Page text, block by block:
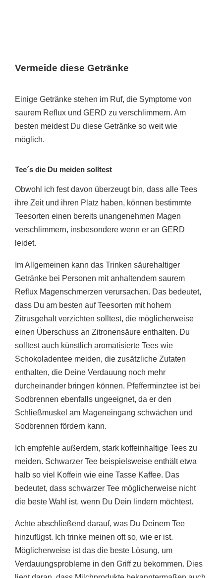
Vermeide diese Getränke
Einige Getränke stehen im Ruf, die Symptome von
saurem Reflux und GERD zu verschlimmern. Am
besten meidest Du diese Getränke so weit wie
möglich.
Tee´s die Du meiden solltest
Obwohl ich fest davon überzeugt bin, dass alle Tees
ihre Zeit und ihren Platz haben, können bestimmte
Teesorten einen bereits unangenehmen Magen
verschlimmern, insbesondere wenn er an GERD
leidet.
Im Allgemeinen kann das Trinken säurehaltiger
Getränke bei Personen mit anhaltendem saurem
Reflux Magenschmerzen verursachen. Das bedeutet,
dass Du am besten auf Teesorten mit hohem
Zitrusgehalt verzichten solltest, die möglicherweise
einen Überschuss an Zitronensäure enthalten. Du
solltest auch künstlich aromatisierte Tees wie
Schokoladentee meiden, die zusätzliche Zutaten
enthalten, die Deine Verdauung noch mehr
durcheinander bringen können. Pfefferminztee ist bei
Sodbrennen ebenfalls ungeeignet, da er den
Schließmuskel am Mageneingang schwächen und
Sodbrennen fördern kann.
Ich empfehle außerdem, stark koffeinhaltige Tees zu
meiden. Schwarzer Tee beispielsweise enthält etwa
halb so viel Koffein wie eine Tasse Kaffee. Das
bedeutet, dass schwarzer Tee möglicherweise nicht
die beste Wahl ist, wenn Du Dein lindern möchtest.
Achte abschließend darauf, was Du Deinem Tee
hinzufügst. Ich trinke meinen oft so, wie er ist.
Möglicherweise ist das die beste Lösung, um
Verdauungsprobleme in den Griff zu bekommen. Dies